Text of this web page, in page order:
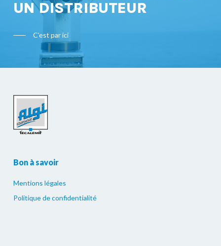
UN DISTRIBUTEUR
C'est par ici
Bon à savoir
Mentions légales
Politique de confidentialité